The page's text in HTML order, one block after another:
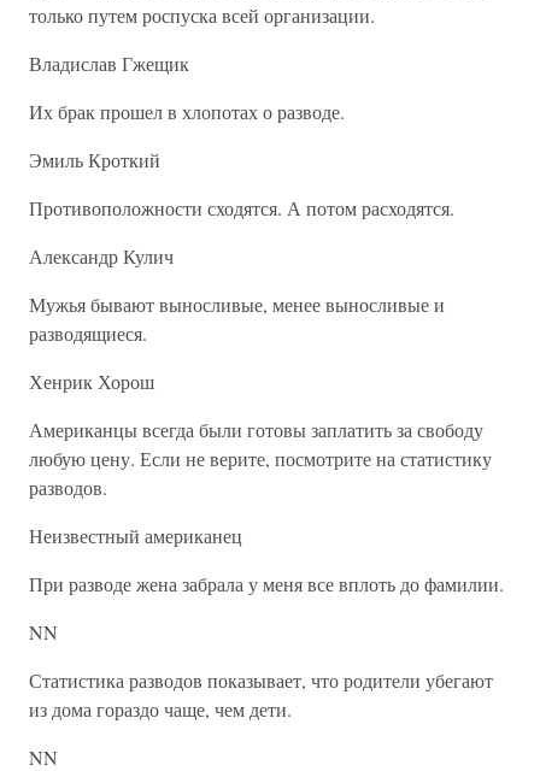
только путем роспуска всей организации.
Владислав Гжещик
Их брак прошел в хлопотах о разводе.
Эмиль Кроткий
Противоположности сходятся. А потом расходятся.
Александр Кулич
Мужья бывают выносливые, менее выносливые и
разводящиеся.
Хенрик Хорош
Американцы всегда были готовы заплатить за свободу
любую цену. Если не верите, посмотрите на статистику
разводов.
Неизвестный американец
При разводе жена забрала у меня все вплоть до фамилии.
NN
Статистика разводов показывает, что родители убегают
из дома гораздо чаще, чем дети.
NN